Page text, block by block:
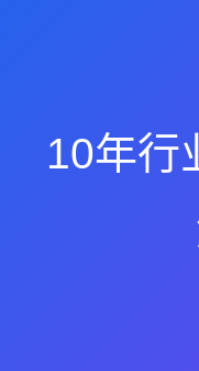
10年行